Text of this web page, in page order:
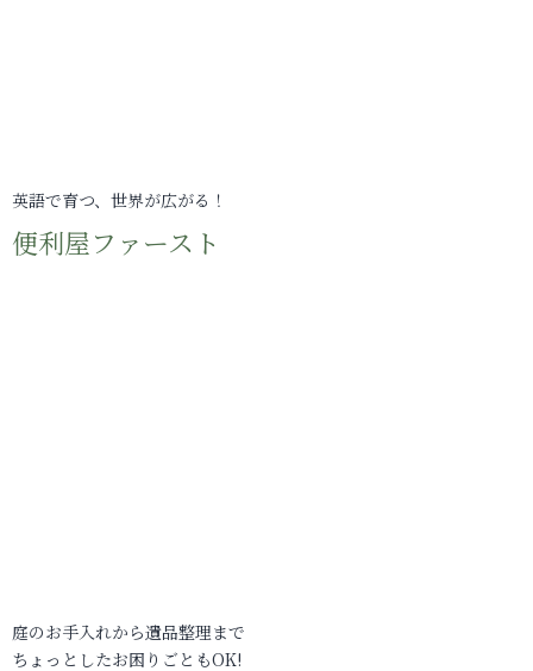
英語で育つ、世界が広がる！
便利屋ファースト
庭のお手入れから遺品整理まで
ちょっとしたお困りごともOK!